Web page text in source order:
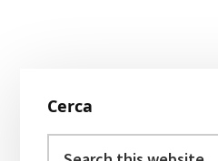
Sidebar
Cerca